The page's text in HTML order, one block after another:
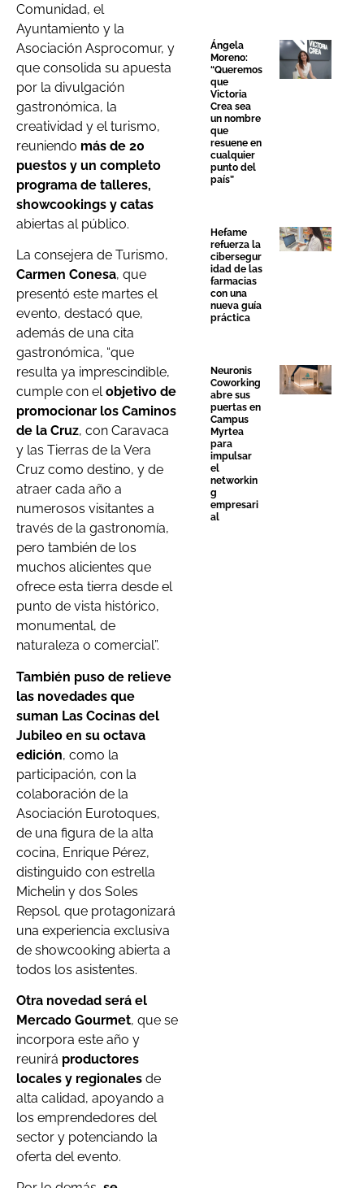
Comunidad, el
Ayuntamiento y la
Asociación Asprocomur, y
que consolida su apuesta
por la divulgación
gastronómica, la
creatividad y el turismo,
reuniendo más de 20
puestos y un completo
programa de talleres,
showcookings y catas
abiertas al público.
La consejera de Turismo,
Carmen Conesa, que
presentó este martes el
evento, destacó que,
además de una cita
gastronómica, “que
resulta ya imprescindible,
cumple con elobjetivo de
promocionar los Caminos
de la Cruz, con Caravaca
y las Tierras de la Vera
Cruz como destino, y de
atraer cada año a
numerosos visitantes a
través de la gastronomía,
pero también de los
muchos alicientes que
ofrece esta tierra desde el
punto de vista histórico,
monumental, de
naturaleza o comercial”.
También puso de relieve
las novedades que
suman Las Cocinas del
Jubileo en su octava
edición, como la
participación, con la
colaboración de la
Asociación Eurotoques,
de una figura de la alta
cocina, Enrique Pérez,
distinguido con estrella
Michelin y dos Soles
Repsol, que protagonizará
una experiencia exclusiva
de showcooking abierta a
todos los asistentes.
Otra novedad será el
Mercado Gourmet, que se
incorpora este año y
reunirá productores
locales y regionales de
alta calidad, apoyando a
los emprendedores del
sector y potenciando la
oferta del evento.
Ángela
Moreno:
“Queremos
que
Victoria
Crea sea
un nombre
que
resuene en
cualquier
punto del
país”
Hefame
refuerza la
cibersegur
idad de las
farmacias
con una
nueva guía
práctica
Neuronis
Coworking
abre sus
puertas en
Campus
Myrtea
para
impulsar
el
networkin
g
empresari
al